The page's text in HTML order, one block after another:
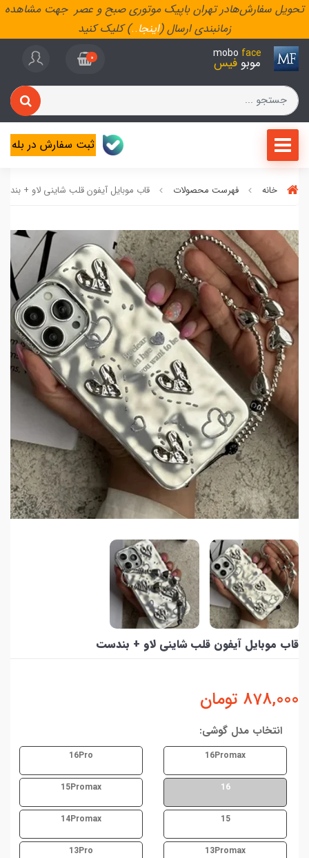
تحویل سفارش‌هادر تهران باپیک موتوری صبح و عصر جهت مشاهده
زمانبندی ارسال (اینجا..) کلیک کنید
mobo face
موبو فیس 0
ثبت سفارش در بله
خانه فهرست محصولات قاب موبایل آیفون قلب شاینی لاو +
قاب موبایل آیفون قلب شاینی لاو + بندست
878,000 تومان
انتخاب مدل گوشی:
16Promax
16Pro
16
15Promax
15
14Promax
13Promax
13Pro